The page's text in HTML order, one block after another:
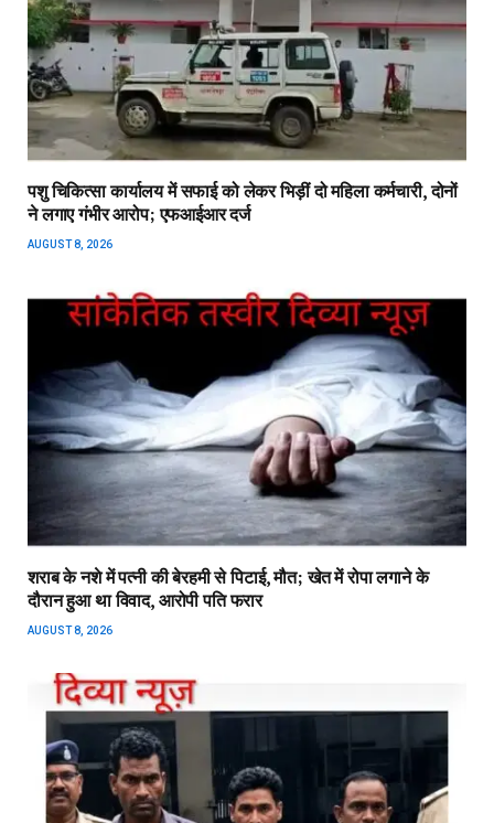
पशु चिकित्सा कार्यालय में सफाई को लेकर भिड़ीं दो महिला कर्मचारी, दोनों
ने लगाए गंभीर आरोप; एफआईआर दर्ज
AUGUST 8, 2026
शराब के नशे में पत्नी की बेरहमी से पिटाई, मौत; खेत में रोपा लगाने के
दौरान हुआ था विवाद, आरोपी पति फरार
AUGUST 8, 2026